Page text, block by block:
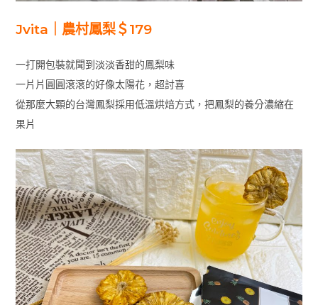
Jvita｜農村鳳梨＄179
一打開包裝就聞到淡淡香甜的鳳梨味
一片片圓圓滾滾的好像太陽花，超討喜
從那麼大顆的台灣鳳梨採用低溫烘焙方式，把鳳梨的養分濃縮在
果片